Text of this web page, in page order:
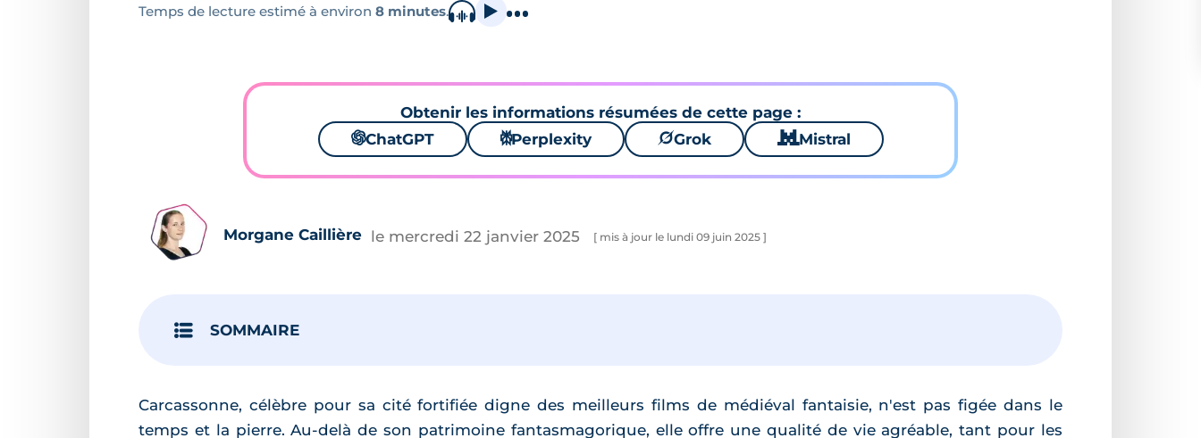
Temps de lecture estimé à environ 8 minutes.
Obtenir les informations résumées de cette page :
🌌ChatGPT ⚙Perplexity 🪐Grok 🐱 Mistral
Morgane Caillière le mercredi 22 janvier 2025 [ mis à jour le lundi 09 juin 2025 ]
SOMMAIRE
Carcassonne, célèbre pour sa cité fortifiée digne des meilleurs films de médiéval fantaisie, n'est pas figée dans le
temps et la pierre. Au-delà de son patrimoine fantasmagorique, elle offre une qualité de vie agréable, tant pour les